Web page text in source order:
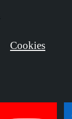
Cookies